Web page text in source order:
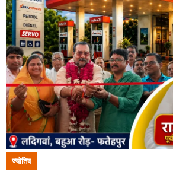
ज्योतिष